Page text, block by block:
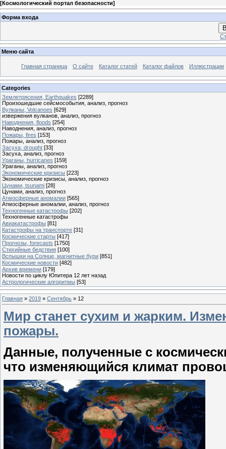
[Космологический портал безопасности]
Форма входа
Меню сайта
Главная страница О сайте Каталог статей Каталог файлов Иллюстрации
Categories
Землетрясения, Earthquakes [2289]
Произошедшие сейсмособытия, анализ, прогноз
Вулканы, Volcanoes [629]
извержения вулканов, анализ, прогноз
Наводнения, floods [254]
Наводнения, анализ, прогноз
Пожары, fires [153]
Пожары, анализ, прогноз
Засуха, drought [33]
Засуха, анализ, прогноз
Ураганы, hurricanes [159]
Ураганы, анализ, прогноз
Экономические кризисы [223]
Экономические кризисы, анализ, прогноз
Цунами, tsunami [28]
Цунами, анализ, прогноз
Атмосферные аномалии [565]
Атмосферные аномалии, анализ, прогноз
Техногенные катастрофы [202]
Техногенные катастрофы
Авиакатастрофы [81]
Катастрофы на транспорте [31]
Космические старты [417]
Прогнозы, forecasts [1750]
Стихийные бедствия [100]
Вспышки на Солнце, магнитные бури [851]
Космические новости [482]
Архив времени [179]
Новости по циклу Юпитера 12 лет назад
Астрологические алгоритмы [53]
Главная » 2019 » Сентябрь » 12
Мир станет сухим и жарким.
пожары.
Данные, полученные с
что изменяющийся климат